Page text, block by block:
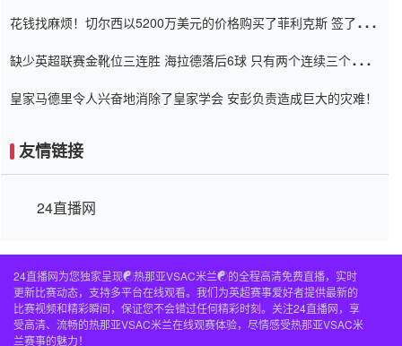
花钱找麻烦！切尔西以5200万美元的价格购买了菲利克斯 签了7年
缺少英超联赛金靴位三连胜 海拉德落后6球 只有两个连续三个连续
皇家马德里令人兴奋地消除了皇家学会 安彭负责造成巨大的灾难！
友情链接
24直播网
24直播网为您独家呈现☯️热那亚VSAC米兰☯️的全程高清免费直播，实时
更新比赛动态，支持多平台在线观看。我们为英超赛事爱好者提供最新的
比赛视频和精彩瞬间，保证您不会错过任何精彩时刻。关注24直播网，享
受高清、流畅的热那亚VSAC米兰在线观赛体验，尽情感受热那亚VSAC米
兰赛事的魅力！